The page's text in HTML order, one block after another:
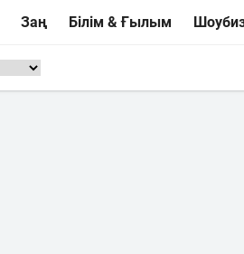
Заң Білім & Ғылым